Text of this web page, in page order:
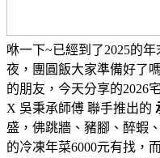
咻一下~已經到了2025的
夜，團圓飯大家準備好了
的朋友，今天分享的2026
X 吳秉承師傅 聯手推出的
盛，佛跳牆、豬腳、醉蝦
的冷凍年菜6000元有找，